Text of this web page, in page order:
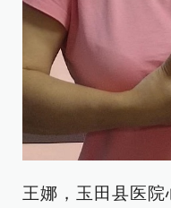
王娜，玉田县医